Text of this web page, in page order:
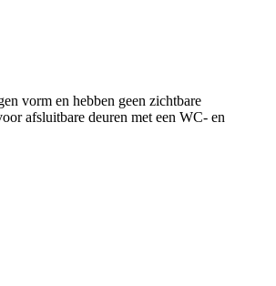
vorm en hebben geen zichtbare
afsluitbare deuren met een WC- en